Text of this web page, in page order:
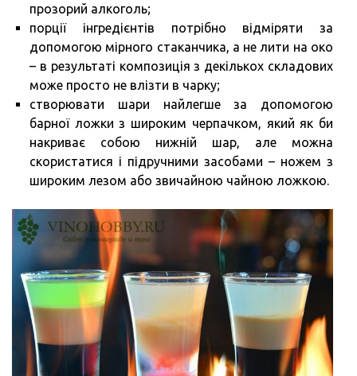
прозорий алкоголь;
порції інгредієнтів потрібно відміряти за
допомогою мірного стаканчика, а не лити на око
– в результаті композиція з декількох складових
може просто не влізти в чарку;
створювати шари найлегше за допомогою
барної ложки з широким черпачком, який як би
накриває собою нижній шар, але можна
скористатися і підручними засобами – ножем з
широким лезом або звичайною чайною ложкою.